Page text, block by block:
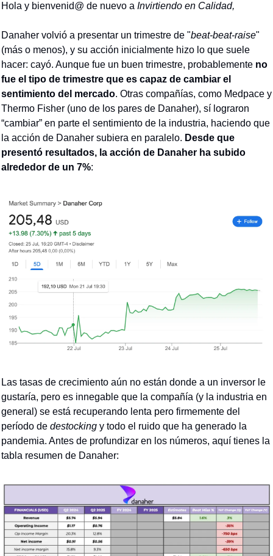
Hola y bienvenid@ de nuevo a Invirtiendo en Calidad,
Danaher volvió a presentar un trimestre de "beat-beat-raise"
(más o menos), y su acción inicialmente hizo lo que suele
hacer: cayó. Aunque fue un buen trimestre, probablemente no
fue el tipo de trimestre que es capaz de cambiar el
sentimiento del mercado. Otras compañías, como Medpace y
Thermo Fisher (uno de los pares de Danaher), sí lograron
“cambiar” en parte el sentimiento de la industria, haciendo que
la acción de Danaher subiera en paralelo. Desde que
presentó resultados, la acción de Danaher ha subido
alrededor de un 7%:
Las tasas de crecimiento aún no están donde a un inversor le
gustaría, pero es innegable que la compañía (y la industria en
general) se está recuperando lenta pero firmemente del
período de destocking y todo el ruido que ha generado la
pandemia. Antes de profundizar en los números, aquí tienes la
tabla resumen de Danaher: